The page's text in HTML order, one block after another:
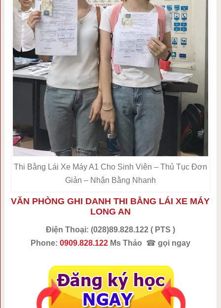
Thi Bằng Lái Xe Máy A1 Cho Sinh Viên – Thủ Tục Đơn
Giản – Nhận Bằng Nhanh
VĂN PHÒNG GHI DANH THI BẰNG LÁI XE MÁY
LONG AN
Điện Thoại: (028)89.828.122 ( PTS )
Phone: 0909.828.122Ms Thảo ☎ gọi ngay